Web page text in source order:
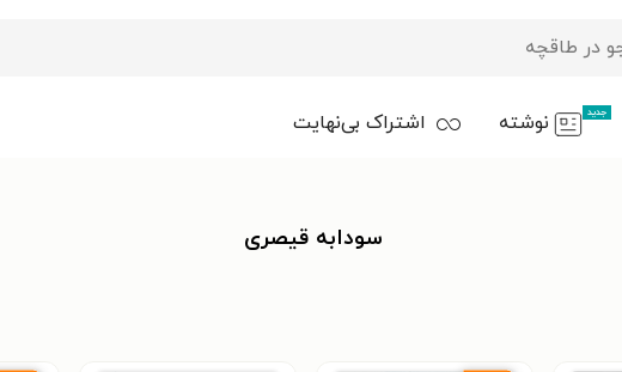
جدید نوشته اشتراک بی‌نهایت
سودابه قیصری